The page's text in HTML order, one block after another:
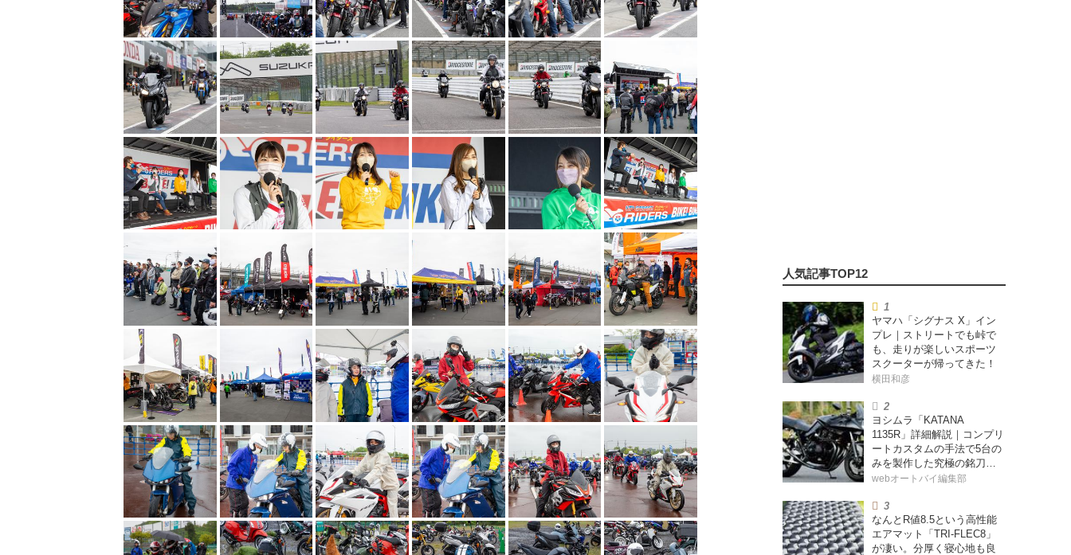
ヤマハ「シグナス X」イン
プレ｜ストリートでも峠で
も、走りが楽しいスポーツ
スクーターが帰ってきた！
横田和彦
ヨシムラ「KATANA
1135R」詳細解説｜コンプリ
ートカスタムの手法で5台の
みを製作した究極の銘刀
【ヨシムラ伝】
webオートバイ編集部
なんとR値8.5という高性能
エアマット「TRI-FLEC8」
が凄い。分厚く寝心地も良